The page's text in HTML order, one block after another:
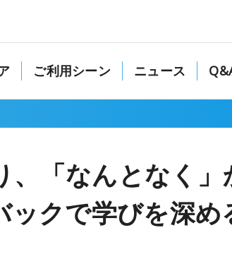
ご利用シーン ニュース
「なんとなく
ックで学びを深め